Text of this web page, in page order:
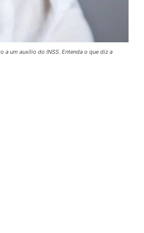
um auxílio do INSS. Entenda o que diz a